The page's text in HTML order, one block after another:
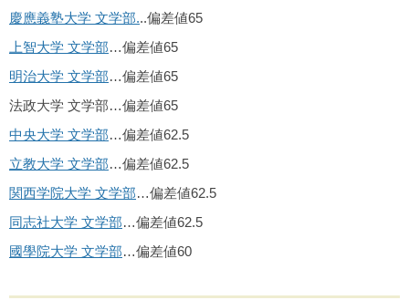
慶應義塾大学 文学部...偏差値65
上智大学 文学部…偏差値65
明治大学 文学部…偏差値65
法政大学 文学部…偏差値65
中央大学 文学部…偏差値62.5
立教大学 文学部…偏差値62.5
関西学院大学 文学部…偏差値62.5
同志社大学 文学部…偏差値62.5
國學院大学 文学部…偏差値60